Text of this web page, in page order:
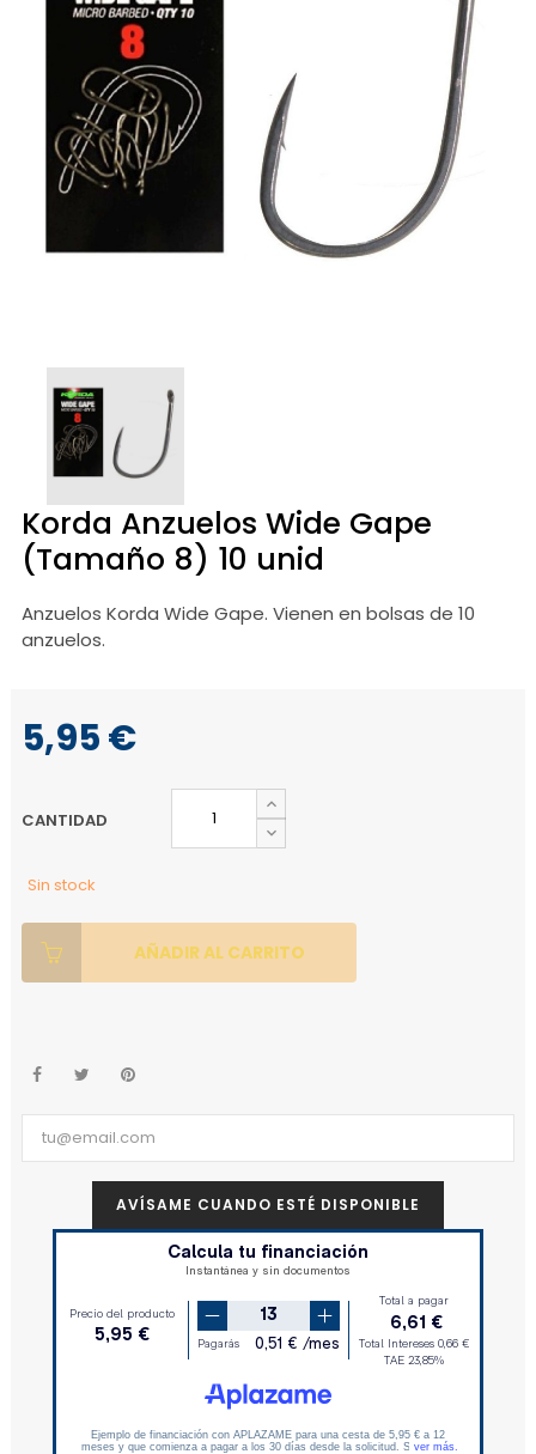
Korda Anzuelos Wide Gape
(Tamaño 8) 10 unid
Anzuelos Korda Wide Gape. Vienen en bolsas de 10
anzuelos.
5,95 €
CANTIDAD
Sin stock
AÑADIR AL CARRITO
AVÍSAME CUANDO ESTÉ DISPONIBLE